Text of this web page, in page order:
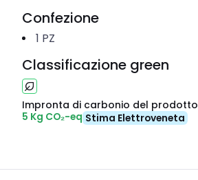
Confezione
1 PZ
Classificazione green
Impronta di carbonio del prodotto
5 Kg CO₂-eq Stima Elettroveneta